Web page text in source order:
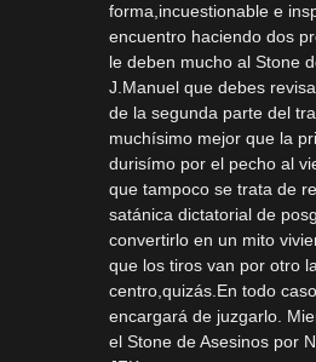
forma,incuestionable e
encuentro haciendo dos
le deben mucho al Stone
J.Manuel que debes
de la segunda parte del
muchísimo mejor que la
durisímo por el pecho al
que tampoco se trata de
satánica dictatorial de
convertirlo en un mito
que los tiros van por otro
centro,quizás.En todo
encargará de juzgarlo.
el Stone de Asesinos por